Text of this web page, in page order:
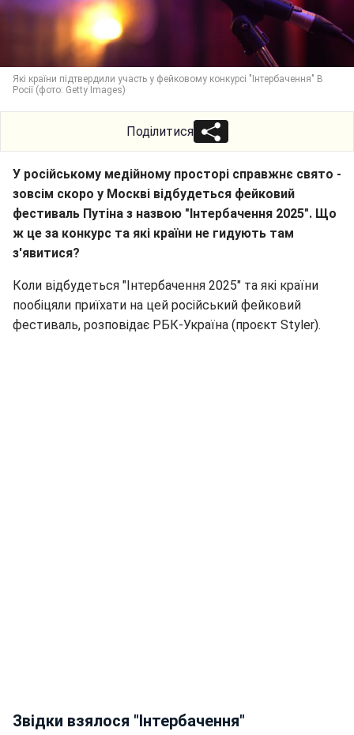
Які країни підтвердили участь у фейковому конкурсі "Інтербачення" В
Росії (фото: Getty Images)
Поділитися
У російському медійному просторі справжнє свято -
зовсім скоро у Москві відбудеться фейковий
фестиваль Путіна з назвою "Інтербачення 2025". Що
ж це за конкурс та які країни не гидують там
з'явитися?
Коли відбудеться "Інтербачення 2025" та які країни
пообіцяли приїхати на цей російський фейковий
фестиваль, розповідає РБК-Україна (проєкт Styler).
Звідки взялося "Інтербачення"